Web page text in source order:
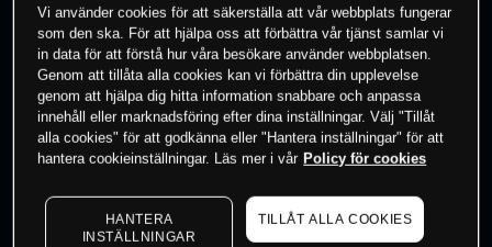
0% av kunderna har en position i detta
instrument
Börja handla
Vi använder cookies för att säkerställa att vår webbplats fungerar
som den ska. För att hjälpa oss att förbättra vår tjänst samlar vi
in data för att förstå hur våra besökare använder webbplatsen.
Genom att tillåta alla cookies kan vi förbättra din upplevelse
genom att hjälpa dig hitta information snabbare och anpassa
innehåll eller marknadsföring efter dina inställningar. Välj "Tillåt
alla cookies" för att godkänna eller "Hantera inställningar" för att
hantera cookieinställningar. Läs mer i vår Policy för cookies
HANTERA
INSTÄLLNINGAR
TILLÅT ALLA COOKIES